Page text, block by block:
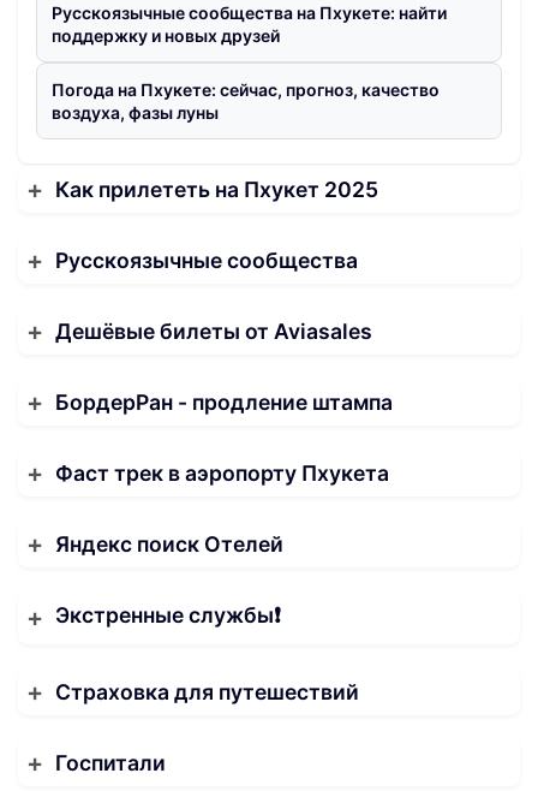
Русскоязычные сообщества на Пхукете: найти
поддержку и новых друзей
Погода на Пхукете: сейчас, прогноз, качество
воздуха, фазы луны
Как прилететь на Пхукет 2025
Русскоязычные сообщества
Дешёвые билеты от Aviasales
БордерРан - продление штампа
Фаст трек в аэропорту Пхукета
Яндекс поиск Отелей
Экстренные службы❗️
Страховка для путешествий
Госпитали